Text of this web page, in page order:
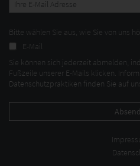
Bitte wählen Sie aus, wie Sie von uns
E-Mail
Sie können sich jederzeit abmelden,
Fußzeile unserer E-Mails klicken.
Datenschutzpraktiken finden Sie auf